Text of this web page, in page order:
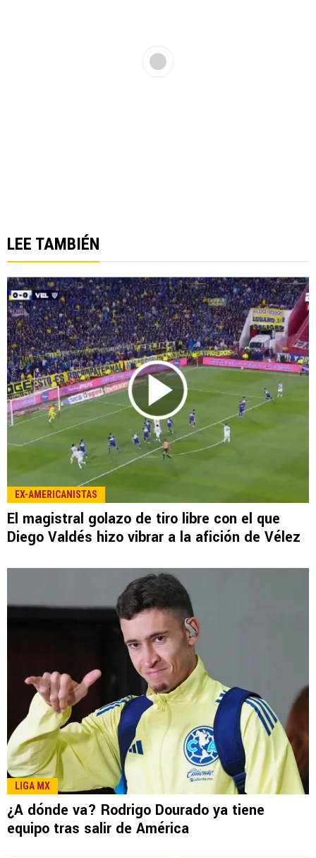
LEE TAMBIÉN
EX-AMERICANISTAS
El magistral golazo de tiro libre con el que
Diego Valdés hizo vibrar a la afición de Vélez
LIGA MX
¿A dónde va? Rodrigo Dourado ya tiene
equipo tras salir de América